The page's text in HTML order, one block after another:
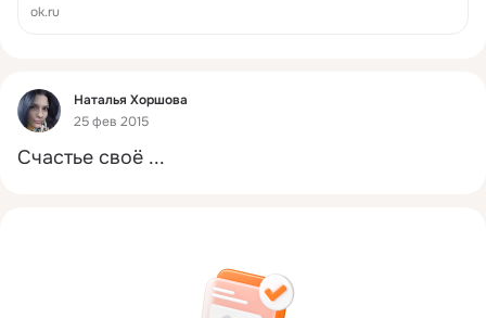
ok.ru
Фид
Наталья Хоршова
25 фев 2015
Счастье своё ...